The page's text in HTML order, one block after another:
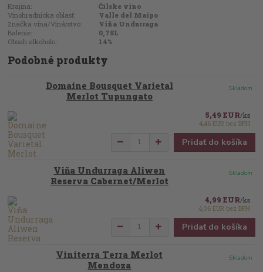
Krajina:
Čílske víno
Vinohradnícka oblasť:
Valle del Maipo
Značka vína/Vinárstvo:
Viña Undurraga
Balenie:
0,75L
Obsah alkoholu:
14%
Podobné produkty
Domaine Bousquet Varietal
Merlot Tupungato
5,49 EUR/ks
4,46 EURbez DPH
Skladom
Pridať do košíka
Viňa Undurraga Aliwen
Reserva Cabernet/Merlot
4,99 EUR/ks
4,06 EURbez DPH
Skladom
Pridať do košíka
Viniterra Terra Merlot
Mendoza
Skladom